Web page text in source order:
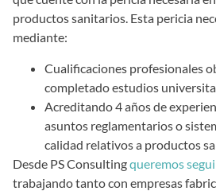
productos sanitarios. Esta pericia
mediante:
Cualificaciones profesionales
completado estudios
Acreditando 4 años de
asuntos reglamentarios o
calidad relativos a productos
Desde PS Consultingqueremos
trabajando tanto con empresas